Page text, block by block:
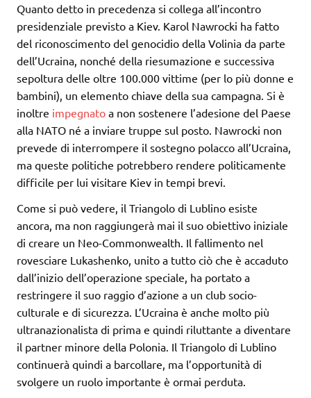
Quanto detto in precedenza si collega all’incontro
presidenziale previsto a Kiev. Karol Nawrocki ha fatto
del riconoscimento del genocidio della Volinia da parte
dell’Ucraina, nonché della riesumazione e successiva
sepoltura delle oltre 100.000 vittime (per lo più donne e
bambini), un elemento chiave della sua campagna. Si è
inoltre impegnato a non sostenere l’adesione del Paese
alla NATO né a inviare truppe sul posto. Nawrocki non
prevede di interrompere il sostegno polacco all’Ucraina,
ma queste politiche potrebbero rendere politicamente
difficile per lui visitare Kiev in tempi brevi.
Come si può vedere, il Triangolo di Lublino esiste
ancora, ma non raggiungerà mai il suo obiettivo iniziale
di creare un Neo-Commonwealth. Il fallimento nel
rovesciare Lukashenko, unito a tutto ciò che è accaduto
dall’inizio dell’operazione speciale, ha portato a
restringere il suo raggio d’azione a un club socio-
culturale e di sicurezza. L’Ucraina è anche molto più
ultranazionalista di prima e quindi riluttante a diventare
il partner minore della Polonia. Il Triangolo di Lublino
continuerà quindi a barcollare, ma l’opportunità di
svolgere un ruolo importante è ormai perduta.